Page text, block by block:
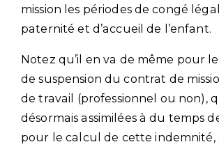
mission les périodes de congé
paternité et d’accueil de l’enfant.
Notez qu’il en va de même pour
de suspension du contrat de
de travail (professionnel ou non),
désormais assimilées à du temps
pour le calcul de cette indemnité,